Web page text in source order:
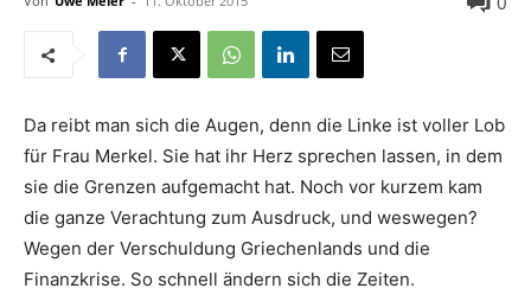
Da reibt man sich die Augen, denn die Linke ist voller Lob
für Frau Merkel. Sie hat ihr Herz sprechen lassen, in dem
sie die Grenzen aufgemacht hat. Noch vor kurzem kam
die ganze Verachtung zum Ausdruck, und weswegen?
Wegen der Verschuldung Griechenlands und die
Finanzkrise. So schnell ändern sich die Zeiten.